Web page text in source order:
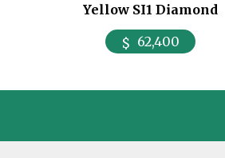
Yellow SI1 Diamond
62,400